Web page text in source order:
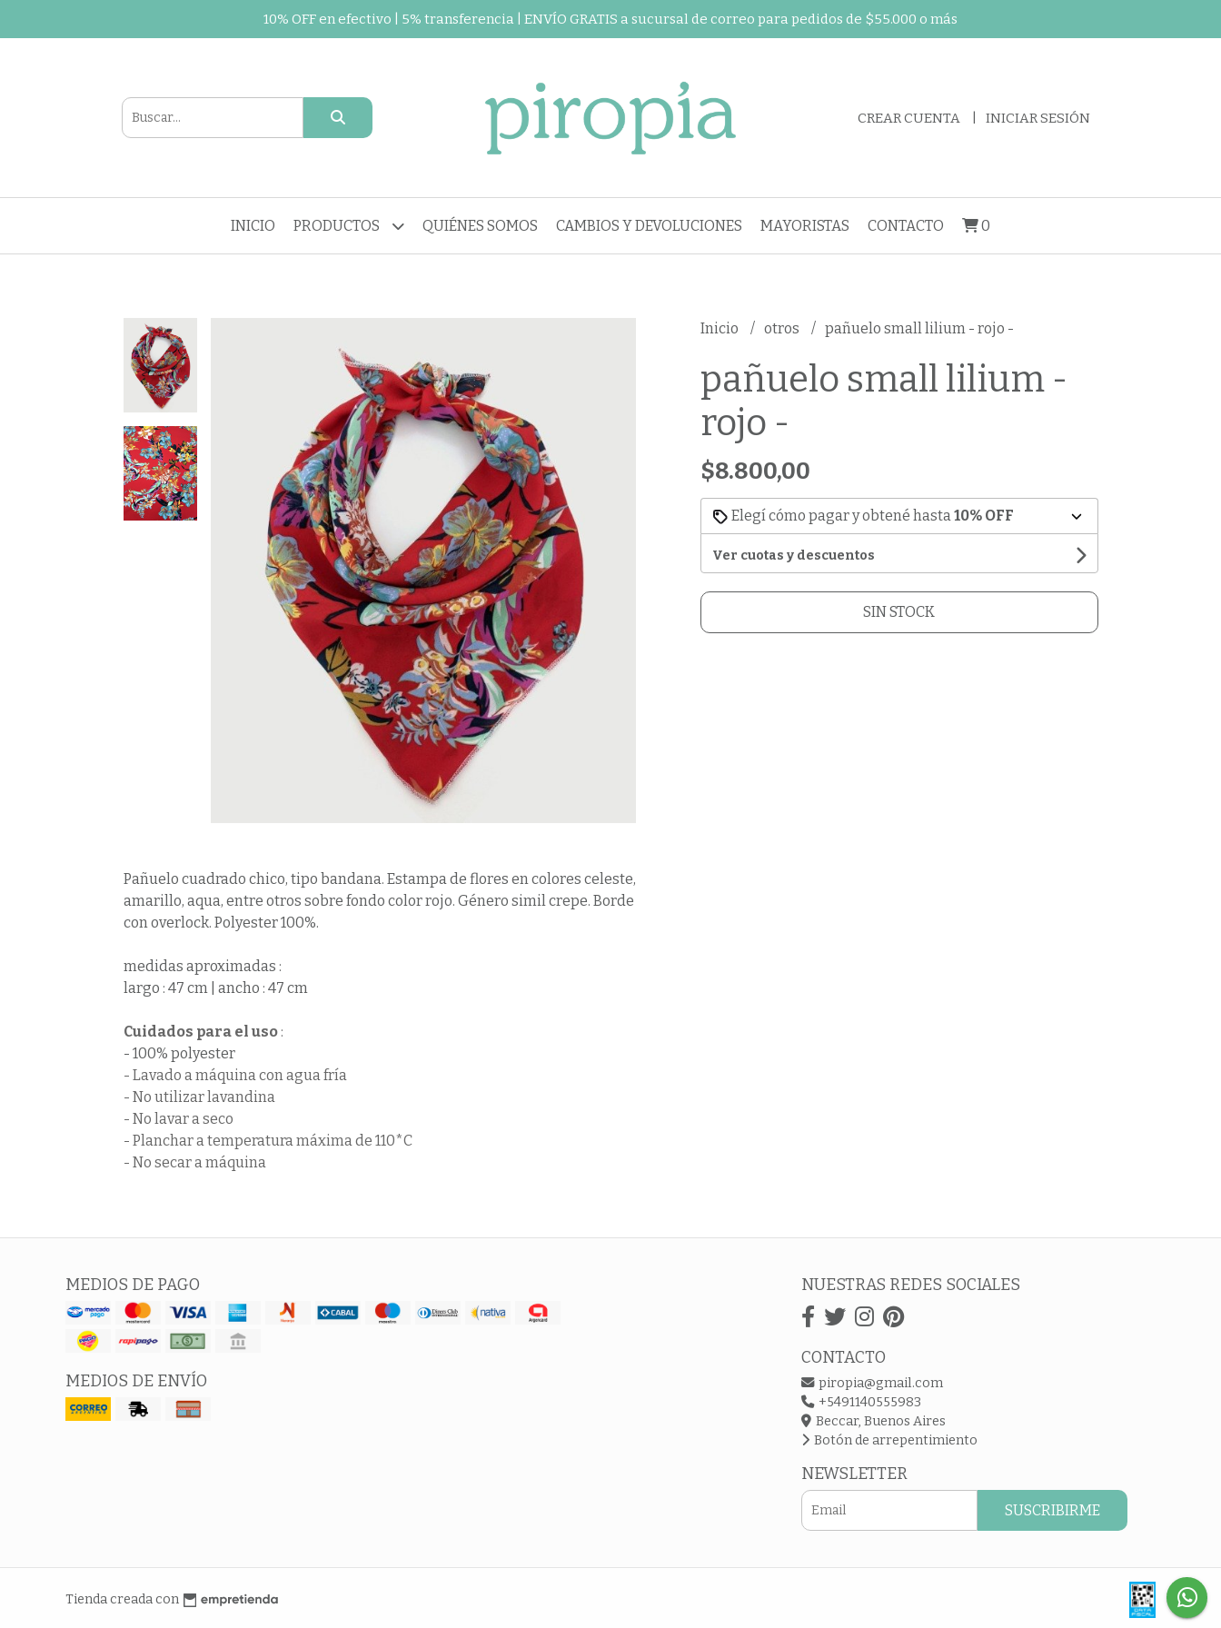
10% OFF en efectivo | 5% transferencia | ENVÍO GRATIS a sucursal de correo para pedidos de $55.000 o más
CREAR CUENTA INICIAR SESIÓN
INICIO PRODUCTOS QUIÉNES SOMOS CAMBIOS Y DEVOLUCIONES MAYORISTAS CONTACTO 0
Pañuelo cuadrado chico, tipo bandana. Estampa de flores en colores celeste,
amarillo, aqua, entre otros sobre fondo color rojo. Género simil crepe. Borde
con overlock. Polyester 100%.
medidas aproximadas :
largo : 47 cm | ancho : 47 cm
Cuidados para el uso:
- 100% polyester
- Lavado a máquina con agua fría
- No utilizar lavandina
- No lavar a seco
- Planchar a temperatura máxima de 110*C
- No secar a máquina
Inicio otros pañuelo small lilium - rojo -
pañuelo small lilium -
rojo -
$8.800,00
Elegí cómo pagar y obtené hasta10% OFF
Ver cuotas y descuentos
SIN STOCK
MEDIOS DE PAGO
MEDIOS DE ENVÍO
NUESTRAS REDES SOCIALES
CONTACTO
piropia@gmail.com
+5491140555983
Beccar, Buenos Aires
Botón de arrepentimiento
NEWSLETTER
SUSCRIBIRME
Tienda creada con